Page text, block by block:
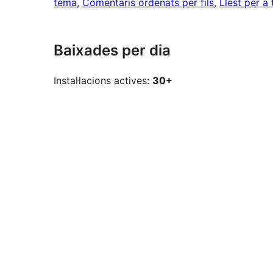
tema, Comentaris ordenats per fils, Llest per a
Baixades per dia
Instal·lacions actives: 30+